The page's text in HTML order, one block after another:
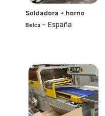
Soldadora + horno
Belca - España